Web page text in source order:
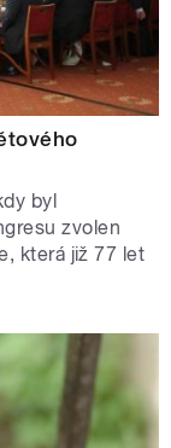
byl
zvolen
která již 77 let